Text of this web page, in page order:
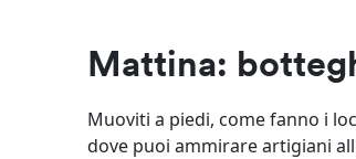
Mattina:
Muoviti a piedi, come fanno i
dove puoi ammirare artigiani